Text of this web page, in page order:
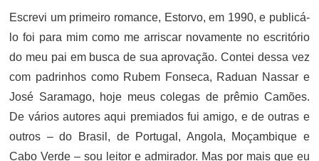
Escrevi um primeiro romance, Estorvo, em 1990, e publicá-
lo foi para mim como me arriscar novamente no escritório
do meu pai em busca de sua aprovação. Contei dessa vez
com padrinhos como Rubem Fonseca, Raduan Nassar e
José Saramago, hoje meus colegas de prêmio Camões.
De vários autores aqui premiados fui amigo, e de outras e
outros – do Brasil, de Portugal, Angola, Moçambique e
Cabo Verde – sou leitor e admirador. Mas por mais que eu